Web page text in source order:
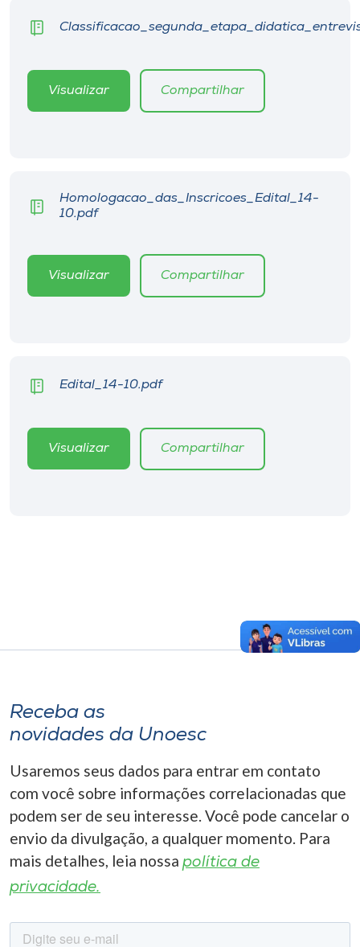
Selecione
o idioma
Visualizar Compartilhar
Homologacao_das_Inscricoes_Edital_14-
10.pdf
Visualizar Compartilhar
Edital_14-10.pdf
Visualizar Compartilhar
Receba as
novidades da Unoesc
Usaremos seus dados para entrar em contato
com você sobre informações correlacionadas que
podem ser de seu interesse. Você pode cancelar o
envio da divulgação, a qualquer momento. Para
mais detalhes, leia nossa política de
privacidade.